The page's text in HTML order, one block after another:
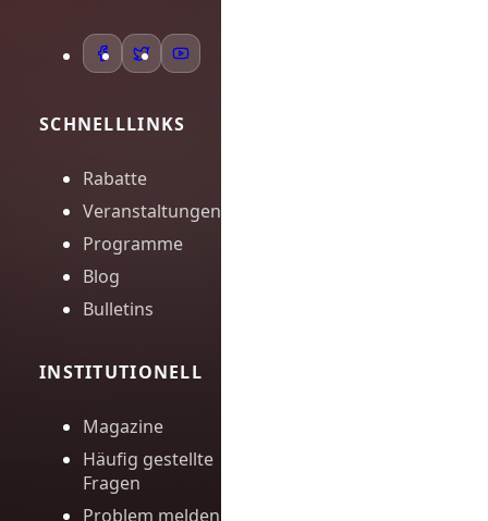
SCHNELLLINKS
Rabatte
Veranstaltungen
Programme
Blog
Bulletins
INSTITUTIONELL
Magazine
Häufig gestellte
Fragen
Problem melden